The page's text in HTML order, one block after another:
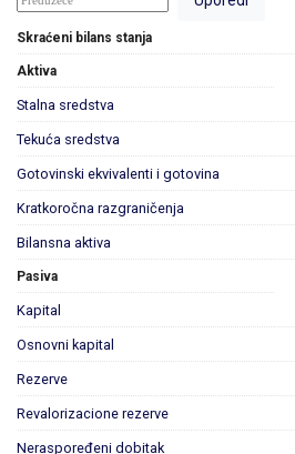
Skraćeni bilans stanja
Aktiva
Stalna sredstva
Tekuća sredstva
Gotovinski ekvivalenti i gotovina
Kratkoročna razgraničenja
Bilansna aktiva
Pasiva
Kapital
Osnovni kapital
Rezerve
Revalorizacione rezerve
Neraspoređeni dobitak